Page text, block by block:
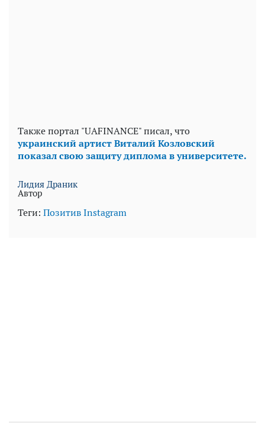
Также портал "UAFINANCE" писал, что
украинский артист Виталий Козловский
показал свою защиту диплома в университете.
Лидия Драник
Автор
Теги: ПозитивInstagram